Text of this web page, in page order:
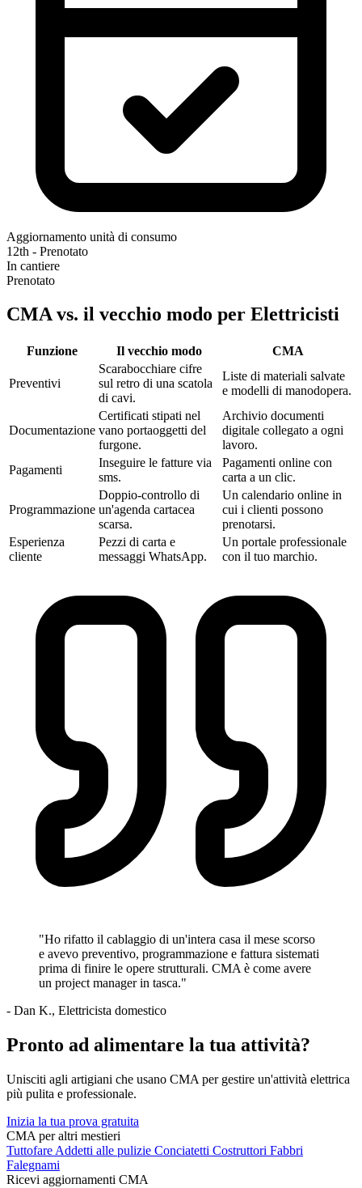
Aggiornamento unità di consumo
12th - Prenotato
In cantiere
Prenotato
CMA vs. il vecchio modo per Elettricisti
Funzione Il vecchio modo CMA‎
Preventivi
Scarabocchiare cifre
sul retro di una scatola
di cavi.
Liste di materiali salvate
e modelli di manodopera.
Documentazione
Certificati stipati nel
vano portaoggetti del
furgone.
Archivio documenti
digitale collegato a ogni
lavoro.
Pagamenti
Inseguire le fatture via
sms.
Pagamenti online con
carta a un clic.
Programmazione
Doppio-controllo di
un'agenda cartacea
scarsa.
Un calendario online in
cui i clienti possono
prenotarsi.
Esperienza
cliente
Pezzi di carta e
messaggi WhatsApp.
Un portale professionale
con il tuo marchio.
"Ho rifatto il cablaggio di un'intera casa il mese scorso
e avevo preventivo, programmazione e fattura sistemati
prima di finire le opere strutturali. CMA è come avere
un project manager in tasca."
- Dan K., Elettricista domestico
Pronto ad alimentare la tua attività?
Unisciti agli artigiani che usano CMA per gestire un'attività elettrica
più pulita e professionale.
Inizia la tua prova gratuita
CMA per altri mestieri
Tuttofare Addetti alle pulizie Conciatetti Costruttori Fabbri
Falegnami
Ricevi aggiornamenti CMA